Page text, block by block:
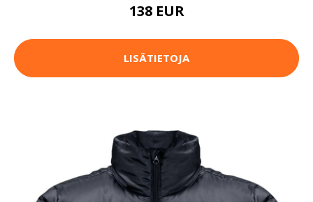
138 EUR
LISÄTIETOJA